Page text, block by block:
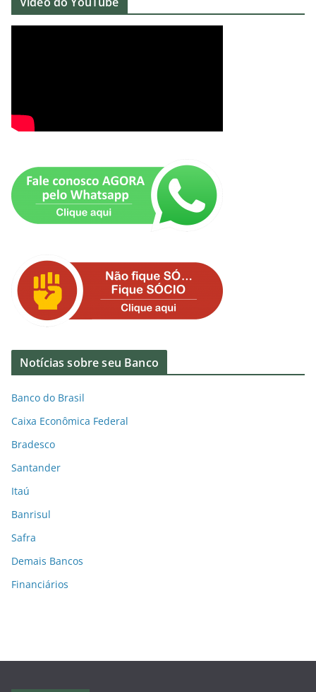
Notícias sobre seu Banco
Banco do Brasil
Caixa Econômica Federal
Bradesco
Santander
Itaú
Banrisul
Safra
Demais Bancos
Financiários